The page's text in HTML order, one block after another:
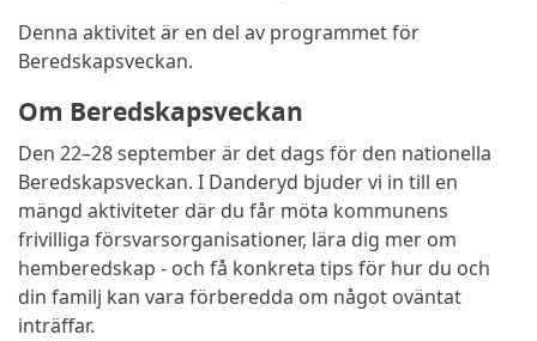
Denna aktivitet är en del av programmet för
Beredskapsveckan.
Om Beredskapsveckan
Den 22–28 september är det dags för den nationella
Beredskapsveckan. I Danderyd bjuder vi in till en
mängd aktiviteter där du får möta kommunens
frivilliga försvarsorganisationer, lära dig mer om
hemberedskap - och få konkreta tips för hur du och
din familj kan vara förberedda om något oväntat
inträffar.